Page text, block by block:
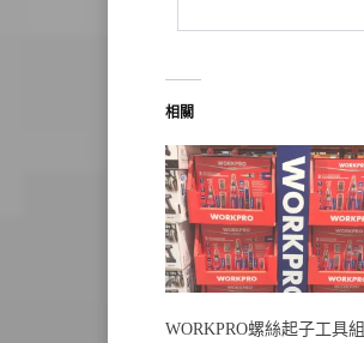
相關
WORKPRO螺絲起子工具組